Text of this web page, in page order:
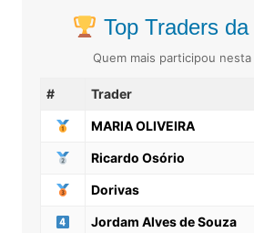
Top Traders
Quem mais participou nesta
# Trader
MARIA OLIVEIRA
Ricardo Osório
Dorivas
Jordam Alves de Souza